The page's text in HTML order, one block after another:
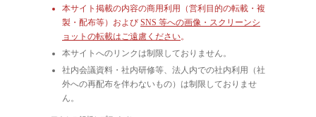
本サイト掲載の内容の商用利用（営利目的の転載・複
製・配布等）および SNS 等への画像・スクリーンシ
ョットの転載はご遠慮ください。
本サイトへのリンクは制限しておりません。
社内会議資料・社内研修等、法人内での社内利用（社
外への再配布を伴わないもの）は制限しておりませ
ん。